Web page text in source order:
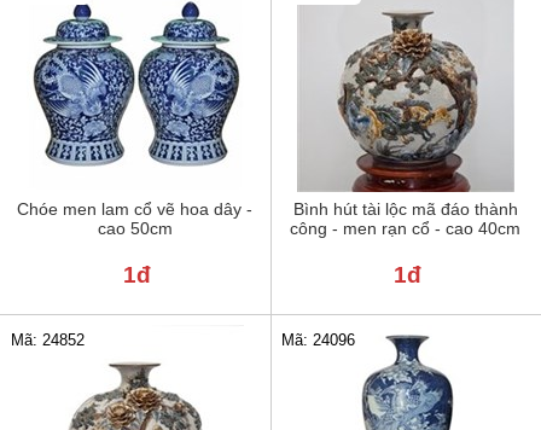
Chóe men lam cổ vẽ hoa dây -
cao 50cm
1đ
Bình hút tài lộc mã đáo thành
công - men rạn cổ - cao 40cm
1đ
Mã: 24852 Mã: 24096